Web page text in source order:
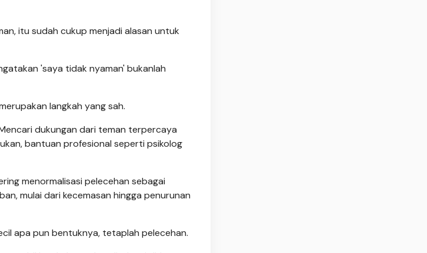
itu sudah cukup menjadi alasan untuk
'saya tidak nyaman' bukanlah
langkah yang sah.
dukungan dari teman terpercaya
bantuan profesional seperti psikolog
menormalisasi pelecehan sebagai
mulai dari kecemasan hingga penurunan
apa pun bentuknya, tetaplah pelecehan.